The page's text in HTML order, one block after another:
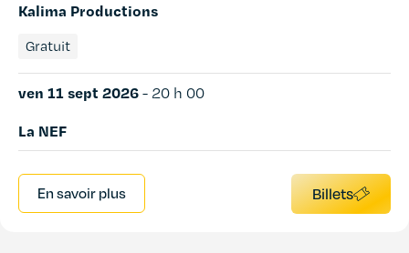
Kalima Productions
Gratuit
ven 11 sept 2026 - 20 h 00
La NEF
En savoir plus Billets